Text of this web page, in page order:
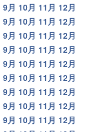
9月 10月 11月 12月
9月 10月 11月 12月
9月 10月 11月 12月
9月 10月 11月 12月
9月 10月 11月 12月
9月 10月 11月 12月
9月 10月 11月 12月
9月 10月 11月 12月
9月 10月 11月 12月